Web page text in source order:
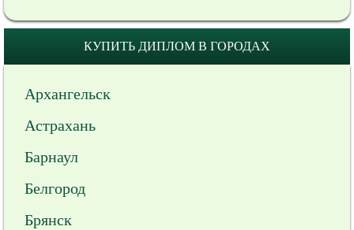
КУПИТЬ ДИПЛОМ В ГОРОДАХ
Архангельск
Астрахань
Барнаул
Белгород
Брянск